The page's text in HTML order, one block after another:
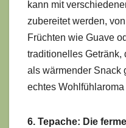
kann mit
zubereitet werden,
Früchten wie Guave
traditionelles Getränk,
als wärmender Snack
echtes Wohlfühlaroma
6. Tepache: Die